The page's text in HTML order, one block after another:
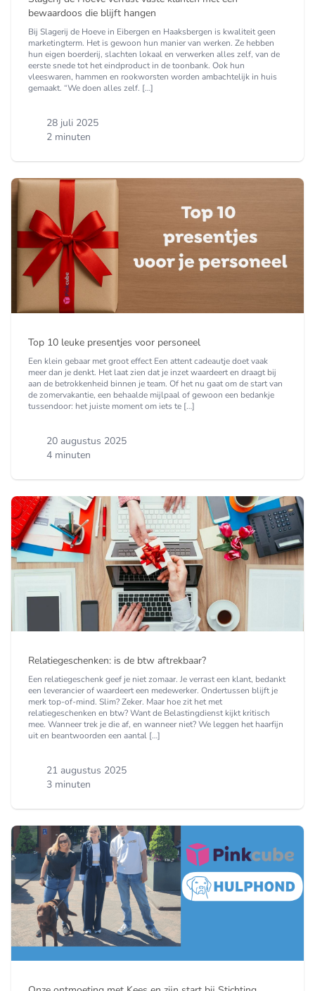
bewaardoos die blijft hangen
Bij Slagerij de Hoeve in Eibergen en Haaksbergen is kwaliteit geen
marketingterm. Het is gewoon hun manier van werken. Ze hebben
hun eigen boerderij, slachten lokaal en verwerken alles zelf, van de
eerste snede tot het eindproduct in de toonbank. Ook hun
vleeswaren, hammen en rookworsten worden ambachtelijk in huis
gemaakt. “We doen alles zelf. […]
28 juli 2025
2 minuten
Top 10 leuke presentjes voor personeel
Een klein gebaar met groot effect Een attent cadeautje doet vaak
meer dan je denkt. Het laat zien dat je inzet waardeert en draagt bij
aan de betrokkenheid binnen je team. Of het nu gaat om de start van
de zomervakantie, een behaalde mijlpaal of gewoon een bedankje
tussendoor: het juiste moment om iets te […]
20 augustus 2025
4 minuten
Relatiegeschenken: is de btw aftrekbaar?
Een relatiegeschenk geef je niet zomaar. Je verrast een klant, bedankt
een leverancier of waardeert een medewerker. Ondertussen blijft je
merk top-of-mind. Slim? Zeker. Maar hoe zit het met
relatiegeschenken en btw? Want de Belastingdienst kijkt kritisch
mee. Wanneer trek je die af, en wanneer niet? We leggen het haarfijn
uit en beantwoorden een aantal […]
21 augustus 2025
3 minuten